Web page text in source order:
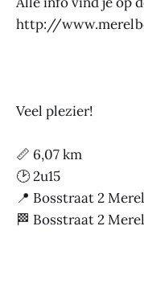
http://
Veel plezier!
📏 6,07 km
🕑 2u15
📍 Bosstraat 2
🏁 Bosstraat 2